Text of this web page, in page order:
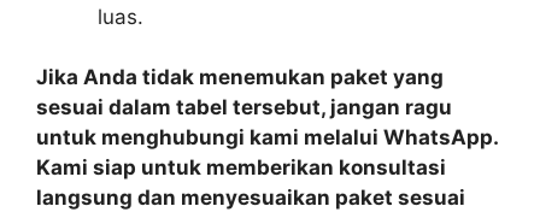
luas.
Jika Anda tidak menemukan paket yang
sesuai dalam tabel tersebut, jangan ragu
untuk menghubungi kami melalui WhatsApp.
Kami siap untuk memberikan konsultasi
langsung dan menyesuaikan paket sesuai